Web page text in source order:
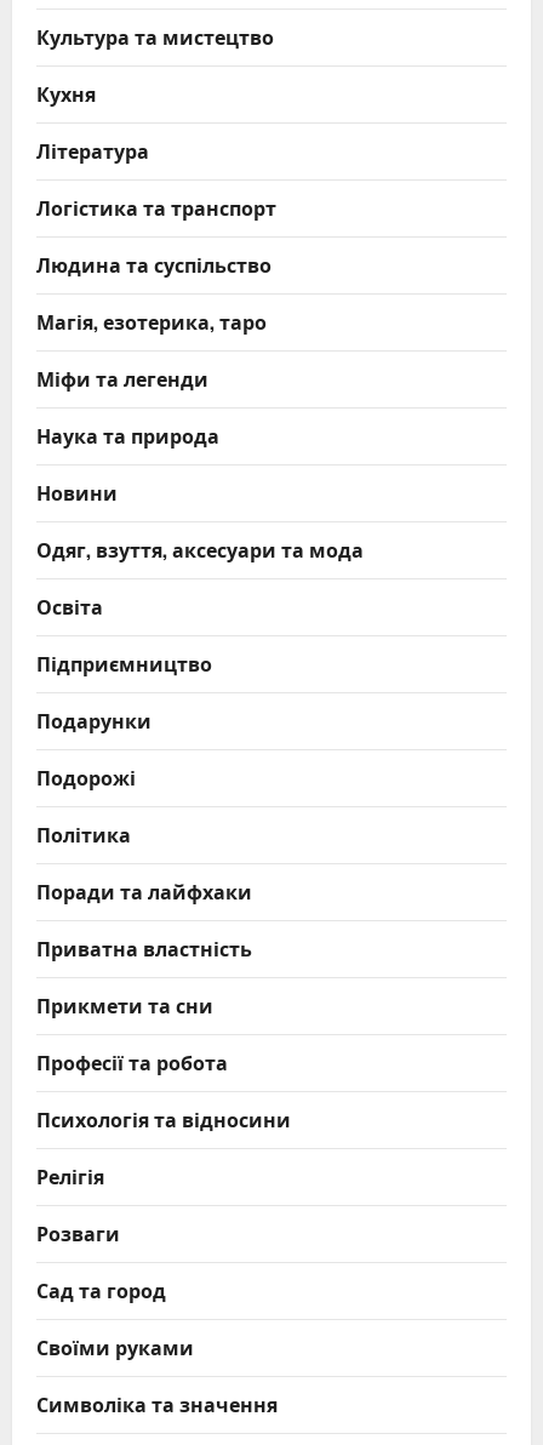
Культура та мистецтво
Кухня
Література
Логістика та транспорт
Людина та суспільство
Магія, езотерика, таро
Міфи та легенди
Наука та природа
Новини
Одяг, взуття, аксесуари та мода
Освіта
Підприємництво
Подарунки
Подорожі
Політика
Поради та лайфхаки
Приватна властність
Прикмети та сни
Професії та робота
Психологія та відносини
Релігія
Розваги
Сад та город
Своїми руками
Символіка та значення